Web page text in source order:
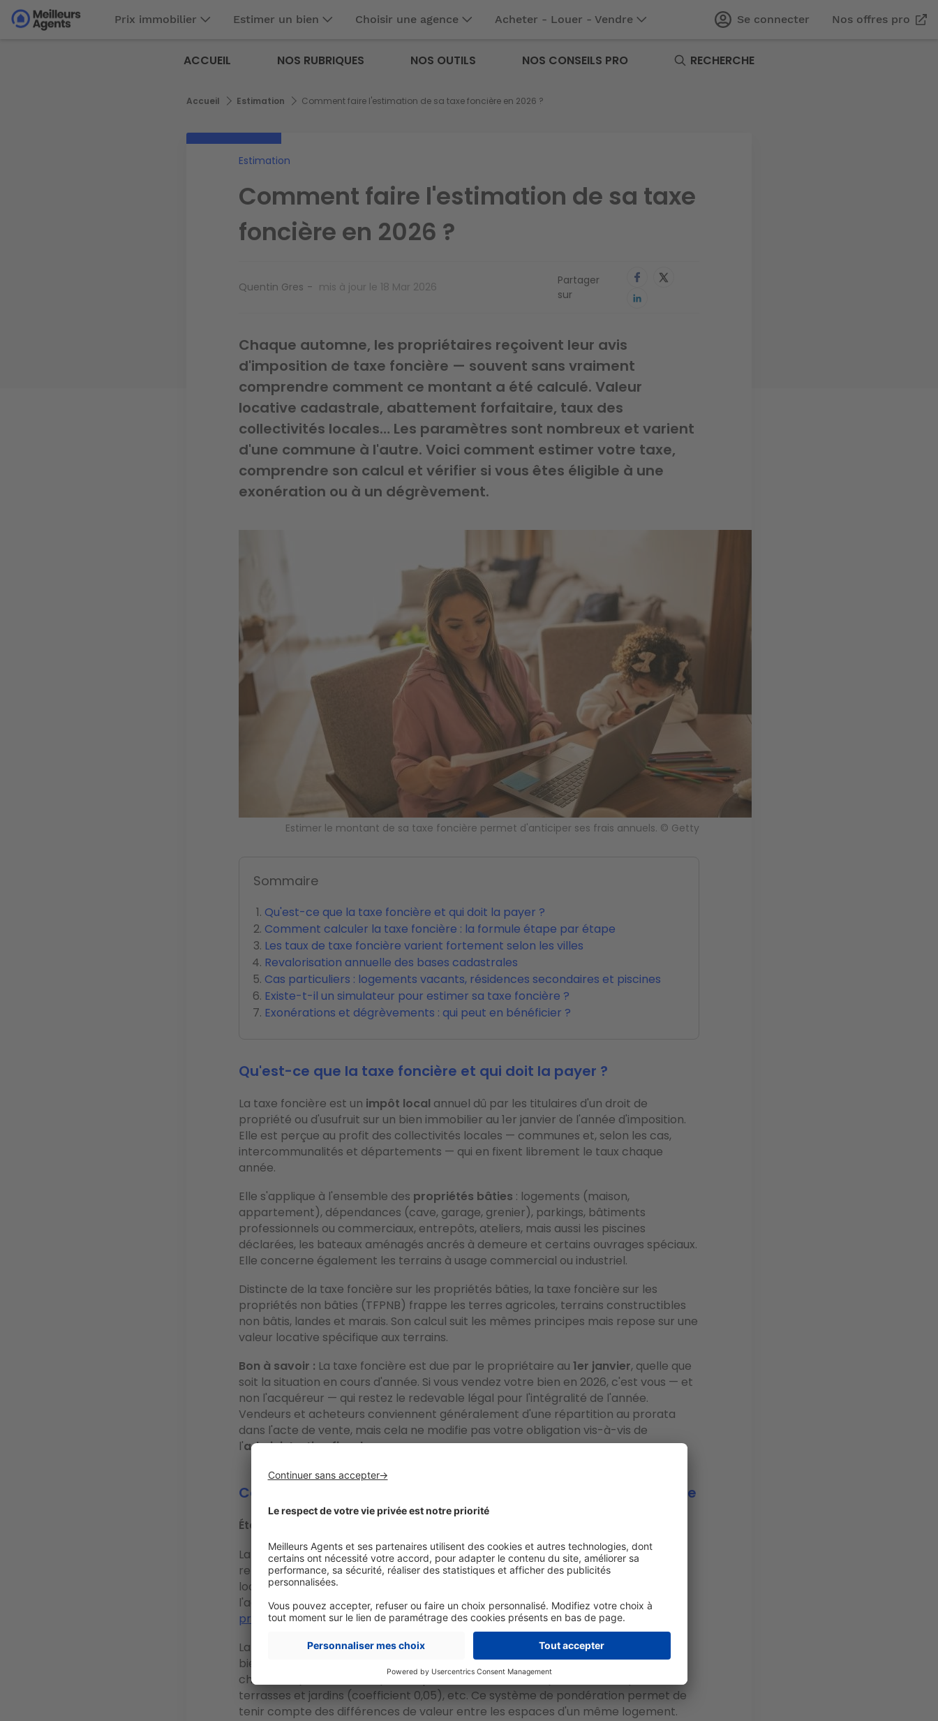
Aller
auAller au
Prix immobilier Estimer un bien Choisir une agence Acheter - Louer - Vendre Se connecter Nos offres pro
ACCUEIL NOS RUBRIQUES NOS OUTILS NOS CONSEILS PRO RECHERCHE
Fil
Accueil Estimation Comment faire l'estimation de sa taxe foncière en 2026 ?
Estimation
Comment faire l'estimation de sa taxe
foncière en 2026 ?
Quentin Gres mis à jour le 18 Mar 2026
Partager
sur
Chaque automne, les propriétaires reçoivent leur avis
d'imposition de taxe foncière — souvent sans vraiment
comprendre comment ce montant a été calculé. Valeur
locative cadastrale, abattement forfaitaire, taux des
collectivités locales… Les paramètres sont nombreux et varient
d'une commune à l'autre. Voici comment estimer votre taxe,
comprendre son calcul et vérifier si vous êtes éligible à une
exonération ou à un dégrèvement.
Estimer le montant de sa taxe foncière permet d'anticiper ses frais annuels. © Getty
Sommaire
Qu'est-ce que la taxe foncière et qui doit la payer ?
Comment calculer la taxe foncière : la formule étape par étape
Les taux de taxe foncière varient fortement selon les villes
Revalorisation annuelle des bases cadastrales
Cas particuliers : logements vacants, résidences secondaires et piscines
Existe-t-il un simulateur pour estimer sa taxe foncière ?
Exonérations et dégrèvements : qui peut en bénéficier ?
Qu'est-ce que la taxe foncière et qui doit la payer ?
La taxe foncière est un impôt local annuel dû par les titulaires d'un droit de
propriété ou d'usufruit sur un bien immobilier au 1er janvier de l'année d'imposition.
Elle est perçue au profit des collectivités locales — communes et, selon les cas,
intercommunalités et départements — qui en fixent librement le taux chaque
année.
Elle s'applique à l'ensemble des propriétés bâties : logements (maison,
appartement), dépendances (cave, garage, grenier), parkings, bâtiments
professionnels ou commerciaux, entrepôts, ateliers, mais aussi les piscines
déclarées, les bateaux aménagés ancrés à demeure et certains ouvrages spéciaux.
Elle concerne également les terrains à usage commercial ou industriel.
Distincte de la taxe foncière sur les propriétés bâties, la taxe foncière sur les
propriétés non bâties (TFPNB) frappe les terres agricoles, terrains constructibles
non bâtis, landes et marais. Son calcul suit les mêmes principes mais repose sur une
valeur locative spécifique aux terrains.
Bon à savoir : La taxe foncière est due par le propriétaire au 1er janvier, quelle que
soit la situation en cours d'année. Si vous vendez votre bien en 2026, c'est vous — et
non l'acquéreur — qui restez le redevable légal pour l'intégralité de l'année.
Vendeurs et acheteurs conviennent généralement d'une répartition au prorata
dans l'acte de vente, mais cela ne modifie pas votre obligation vis-à-vis de
l'administration fiscale.
Comment calculer la taxe foncière : la formule étape par étape
Étape 1 : la valeur locative cadastrale
La valeur locative cadastrale est labase de tout calcul de taxe foncière. Elle
représente le loyer annuel théorique que le bien pourrait générer s'il était mis en
location dans des conditions normales du marché. Elle est déterminée par
l'administration fiscale à partir de lasurfacepondérée du bien, multipliée par un
prix de référence au m²propre à chaque zone géographique.
La
surface pondérées'obtient en appliquant des coefficientsà chaque partie du
bien selon son usage : la surface principale (coefficient 1), les pièces secondaires
chauffées (coefficient 0,6), les dépendances couvertes (coefficient 0,3), les
terrasses et jardins (coefficient 0,05), etc. Ce système de pondération permet de
tenir compte des différences de valeur entre les espaces d'un même logement.